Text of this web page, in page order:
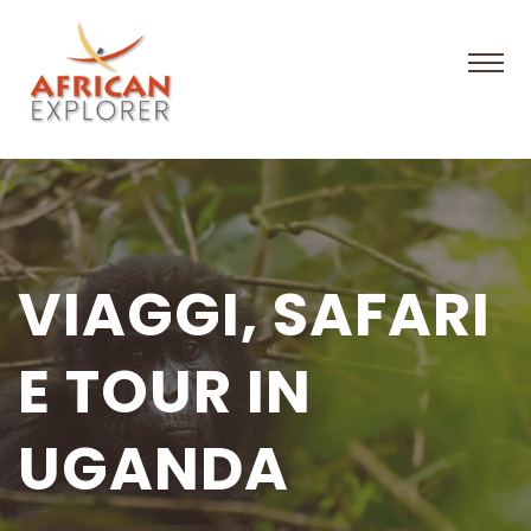
VIAGGI, SAFARI
E TOUR IN
UGANDA